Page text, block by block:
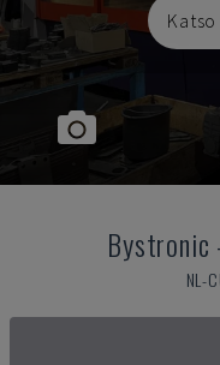
Bystronic
NL-